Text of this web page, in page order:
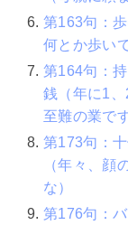
第163句：
何とか歩い
第164句：
銭（年に1
至難の業です
第173句：
（年々、顔
な）
第176句：